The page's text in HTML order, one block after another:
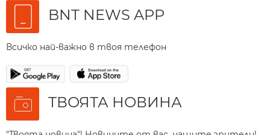
BNT NEWS APP
Всичко най-важно в твоя телефон
ТВОЯТА НОВИНА